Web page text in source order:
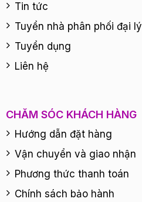
Tin tức
Tuyển nhà phân phối đại lý
Tuyển dụng
Liên hệ
CHĂM SÓC KHÁCH HÀNG
Hướng dẫn đặt hàng
Vận chuyển và giao nhận
Phương thức thanh toán
Chính sách bảo hành